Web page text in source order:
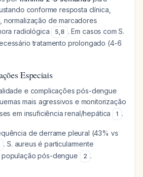
conforme resposta clínica,
de marcadores
radiológica
5,8 . Em casos comS.
tratamento prolongado (4-6
Especiais
e complicações pós-dengue
mais agressivos e monitorização
em insuficiência renal/hepática
1 .
de derrame pleural (43% vs
. S. aureus é particularmente
pós-dengue
2 .